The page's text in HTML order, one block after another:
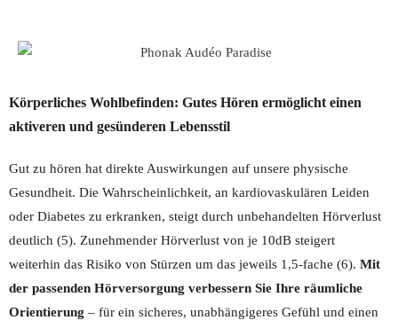
Körperliches Wohlbefinden: Gutes Hören ermöglicht einen
aktiveren und gesünderen Lebensstil
Gut zu hören hat direkte Auswirkungen auf unsere physische
Gesundheit. Die Wahrscheinlichkeit, an kardiovaskulären Leiden
oder Diabetes zu erkranken, steigt durch unbehandelten Hörverlust
deutlich (5). Zunehmender Hörverlust von je 10dB steigert
weiterhin das Risiko von Stürzen um das jeweils 1,5-fache (6). Mit
der passenden Hörversorgung verbessern Sie Ihre räumliche
Orientierung – für ein sicheres, unabhängigeres Gefühl und einen